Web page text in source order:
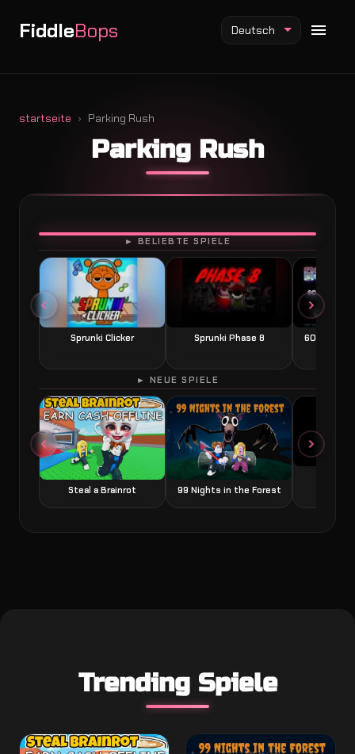
FiddleBops
Fiddlebops Mod
Incredibox Mod
Sprunki Mod
Deutsch
startseite Parking Rush
Parking Rush
► BELIEBTE SPIELE
Sprunki Clicker Sprunki Phase 8 60
SPIELEN
► NEUE SPIELE
Steal a Brainrot 99 Nights in the Forest
Trending Spiele